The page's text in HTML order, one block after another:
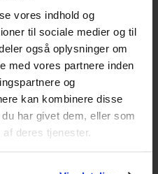
vores indhold og
til sociale medier og til
også oplysninger om
med vores partnere inden
og
kan kombinere disse
har givet dem, eller som
deres tjenester.